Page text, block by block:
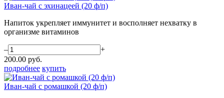
Иван-чай с эхинацеей (20 ф/п)
Напиток укрепляет иммунитет и восполняет нехватку в
организме витаминов
–
+
200.00 руб.
подробнее купить
Иван-чай с ромашкой (20 ф/п)